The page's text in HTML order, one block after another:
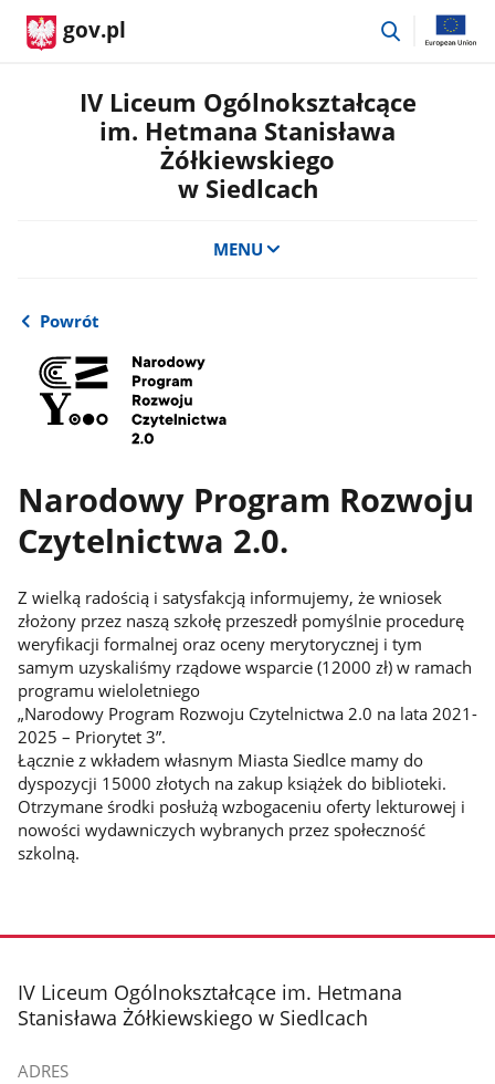
gov.pl
przejdź
IV Liceum Ogólnokształcące
im. Hetmana Stanisława
Żółkiewskiego
w Siedlcach
MENU
Powrót
Narodowy Program Rozwoju
Czytelnictwa 2.0.
Z wielką radością i satysfakcją informujemy, że wniosek
złożony przez naszą szkołę przeszedł pomyślnie procedurę
weryfikacji formalnej oraz oceny merytorycznej i tym
samym uzyskaliśmy rządowe wsparcie (12000 zł) w ramach
programu wieloletniego
„Narodowy Program Rozwoju Czytelnictwa 2.0 na lata 2021-
2025 – Priorytet 3”.
Łącznie z wkładem własnym Miasta Siedlce mamy do
dyspozycji 15000 złotych na zakup książek do biblioteki.
Otrzymane środki posłużą wzbogaceniu oferty lekturowej i
nowości wydawniczych wybranych przez społeczność
szkolną.
stopka
IV Liceum Ogólnokształcące im. Hetmana
Stanisława Żółkiewskiego w Siedlcach
ADRES